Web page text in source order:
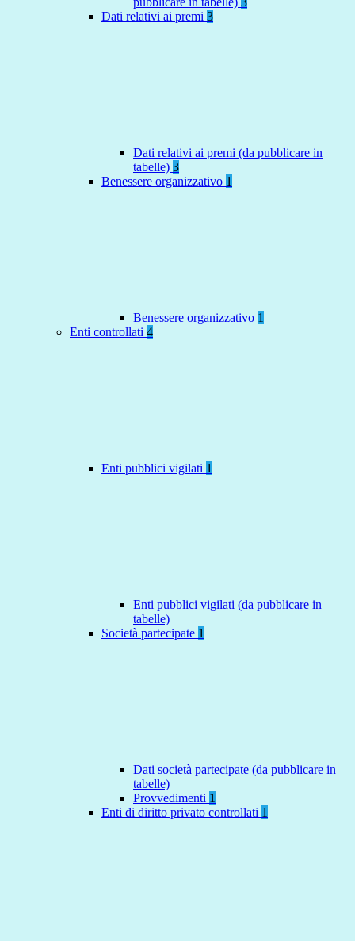
Dati relativi ai premi 3
Dati relativi ai premi (da pubblicare in
tabelle) 3
Benessere organizzativo 1
Benessere organizzativo 1
Enti controllati 4
Enti pubblici vigilati 1
Enti pubblici vigilati (da pubblicare in
tabelle)
Società partecipate 1
Dati società partecipate (da pubblicare in
tabelle)
Provvedimenti 1
Enti di diritto privato controllati 1